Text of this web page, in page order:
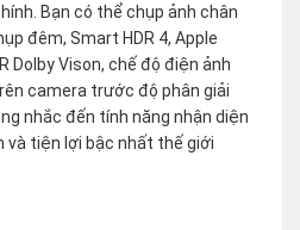
Bạn có thể chụp ảnh chân
đêm, Smart HDR 4, Apple
Dolby Vison, chế độ điện ảnh
camera trước độ phân giải
nhắc đến tính năng nhận diện
và tiện lợi bậc nhất thế giới